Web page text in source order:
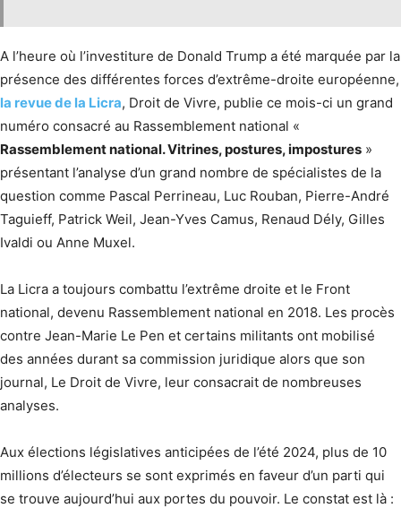
A l’heure où l’investiture de Donald Trump a été marquée par la
présence des différentes forces d’extrême-droite européenne,
la revue de la Licra, Droit de Vivre, publie ce mois-ci un grand
numéro consacré au Rassemblement national «
Rassemblement national. Vitrines, postures, impostures »
présentant l’analyse d’un grand nombre de spécialistes de la
question comme Pascal Perrineau, Luc Rouban, Pierre-André
Taguieff, Patrick Weil, Jean-Yves Camus, Renaud Dély, Gilles
Ivaldi ou Anne Muxel.
La Licra a toujours combattu l’extrême droite et le Front
national, devenu Rassemblement national en 2018. Les procès
contre Jean-Marie Le Pen et certains militants ont mobilisé
des années durant sa commission juridique alors que son
journal, Le Droit de Vivre, leur consacrait de nombreuses
analyses.
Aux élections législatives anticipées de l’été 2024, plus de 10
millions d’électeurs se sont exprimés en faveur d’un parti qui
se trouve aujourd’hui aux portes du pouvoir. Le constat est là :